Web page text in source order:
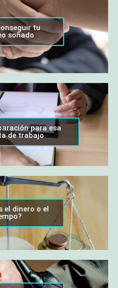
tu
soñado
para esa
de trabajo
el dinero o el